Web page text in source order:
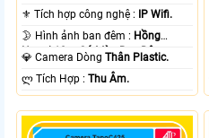
⚜️ Tích hợp công nghệ : IP Wifi.
🌛 Hình ảnh ban đêm : Hồng
Ngoại 10m Có Màu Ban Ðêm.
💎 Camera DòngThân Plastic.
️ლ Tích Hợp :Thu Âm.